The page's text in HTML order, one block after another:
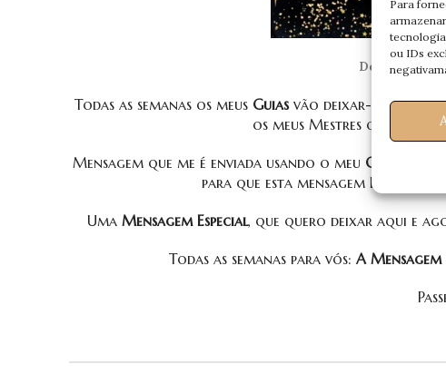
Para
ou IDs
Desafiei-Os.
Todas as semanas os meus Guiasvão deixar-vos uma
os meus Mestres que me
Mensagem que me é enviada usando o meu Canal
para que esta mensagem Deles,
Uma Mensagem Especial, que quero deixar aqui e
Todas as semanas para vós: A